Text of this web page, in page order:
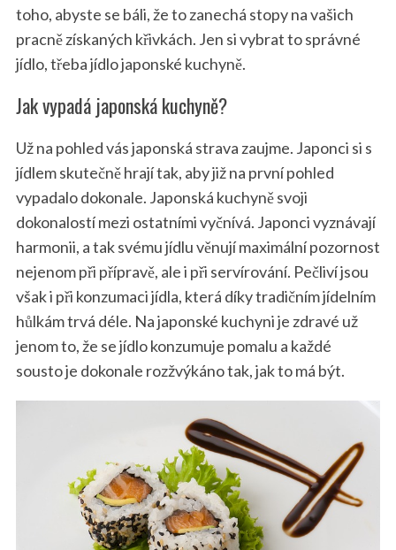
toho, abyste se báli, že to zanechá stopy na vašich
pracně získaných křivkách. Jen si vybrat to správné
jídlo, třeba jídlo japonské kuchyně.
Jak vypadá japonská kuchyně?
Už na pohled vás japonská strava zaujme. Japonci si s
jídlem skutečně hrají tak, aby již na první pohled
vypadalo dokonale. Japonská kuchyně svoji
dokonalostí mezi ostatními vyčnívá. Japonci vyznávají
harmonii, a tak svému jídlu věnují maximální pozornost
nejenom při přípravě, ale i při servírování. Pečliví jsou
však i při konzumaci jídla, která díky tradičním jídelním
hůlkám trvá déle. Na japonské kuchyni je zdravé už
jenom to, že se jídlo konzumuje pomalu a každé
sousto je dokonale rozžvýkáno tak, jak to má být.